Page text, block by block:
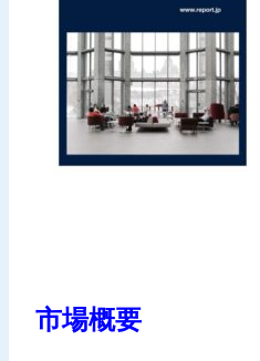
市場概要